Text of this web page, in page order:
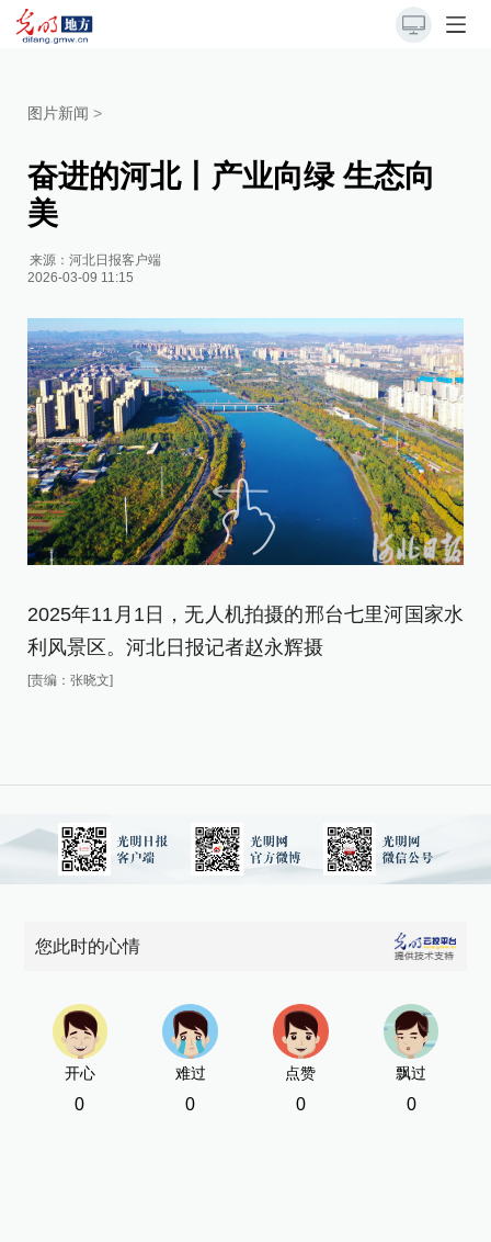
图片新闻 >
奋进的河北丨产业向绿 生态向
美
来源：河北日报客户端
2026-03-09 11:15
2025年11月1日，无人机拍摄的邢台七里河国家水
利风景区。河北日报记者赵永辉摄
[责编：张晓文]
您此时的心情
开心
0
难过
0
点赞
0
飘过
0